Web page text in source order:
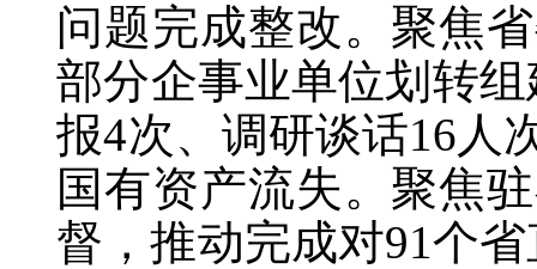
问题完成整改。聚焦
部分企事业单位划转
报4次、调研谈话16人
国有资产流失。聚焦
督，推动完成对91个